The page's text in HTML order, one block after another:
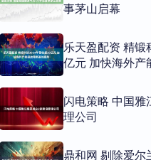
事茅山启幕
乐天盈配资 精
亿元 加快海外产
闪电策略 中国雅
理公司
鼎和网 剔除爱